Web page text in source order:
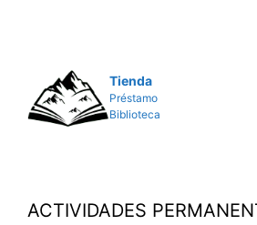
Tienda
Préstamo
Biblioteca
ACTIVIDADES